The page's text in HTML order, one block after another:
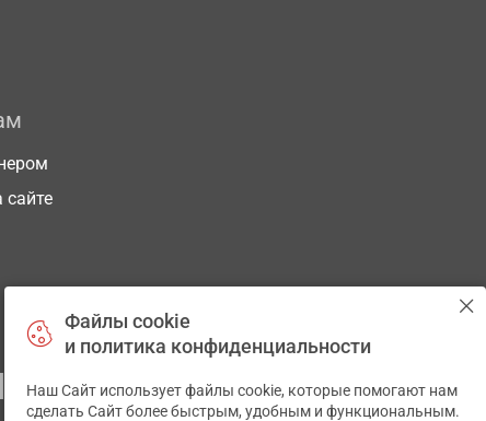
сайте
ЗДОРОВЬЯ
Файлы cookie
и политика конфиденциальности
Наш Сайт использует файлы cookie, которые помогают нам
сделать Сайт более быстрым, удобным и функциональным.
✕